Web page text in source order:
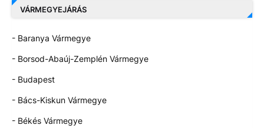
VÁRMEGYEJÁRÁS
- Baranya Vármegye
- Borsod-Abaúj-Zemplén Vármegye
- Budapest
- Bács-Kiskun Vármegye
- Békés Vármegye